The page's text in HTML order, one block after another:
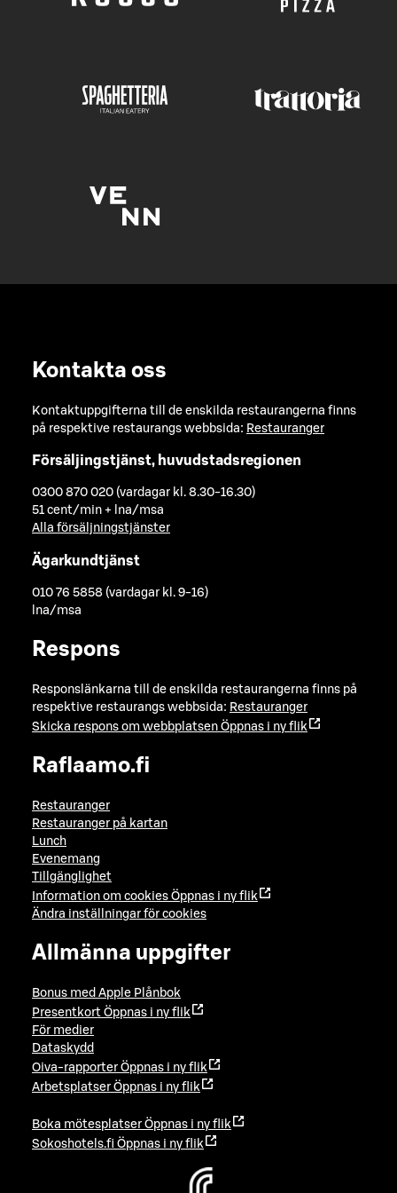
Kontakta oss
Kontaktuppgifterna till de enskilda restaurangerna finns
på respektive restaurangs webbsida: Restauranger
Försäljingstjänst, huvudstadsregionen
0300 870 020 (vardagar kl. 8.30-16.30)
51 cent/min + lna/msa
Alla försäljningstjänster
Ägarkundtjänst
010 76 5858 (vardagar kl. 9-16)
lna/msa
Respons
Responslänkarna till de enskilda restaurangerna finns på
respektive restaurangs webbsida: Restauranger
Skicka respons om webbplatsen Öppnas i ny flik
Raflaamo.fi
Restauranger
Restauranger på kartan
Lunch
Evenemang
Tillgänglighet
Information om cookies Öppnas i ny flik
Ändra inställningar för cookies
Allmänna uppgifter
Bonus med Apple Plånbok
Presentkort Öppnas i ny flik
För medier
Dataskydd
Oiva-rapporter Öppnas i ny flik
Arbetsplatser Öppnas i ny flik
Boka mötesplatser Öppnas i ny flik
Sokoshotels.fi Öppnas i ny flik